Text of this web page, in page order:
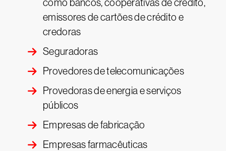
como bancos, cooperativas de crédito,
emissores de cartões de crédito e
credoras
Seguradoras
Provedores de telecomunicações
Provedoras de energia e serviços
públicos
Empresas de fabricação
Empresas farmacêuticas